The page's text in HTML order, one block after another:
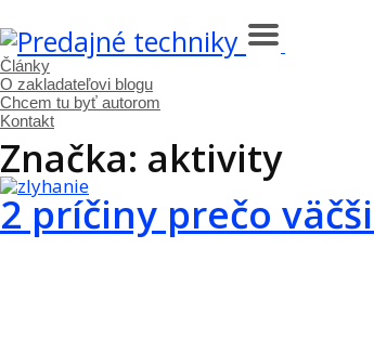
Články
O zakladateľovi blogu
Chcem tu byť autorom
Kontakt
Značka: aktivity
2 príčiny prečo